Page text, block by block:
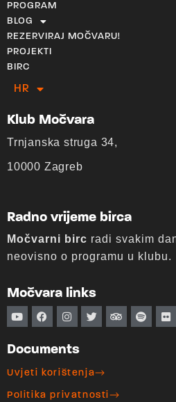
PROGRAM
BLOG
REZERVIRAJ MOČVARU!
PROJEKTI
BIRC
HR
EN
Klub Močvara
Trnjanska struga 34,
10000 Zagreb
Radno vrijeme birca
Močvarni birc radi svakim
neovisno o programu u klubu.
Močvara links
Documents
Uvjeti korištenja
Politika privatnosti